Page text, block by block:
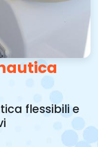
flessibili e